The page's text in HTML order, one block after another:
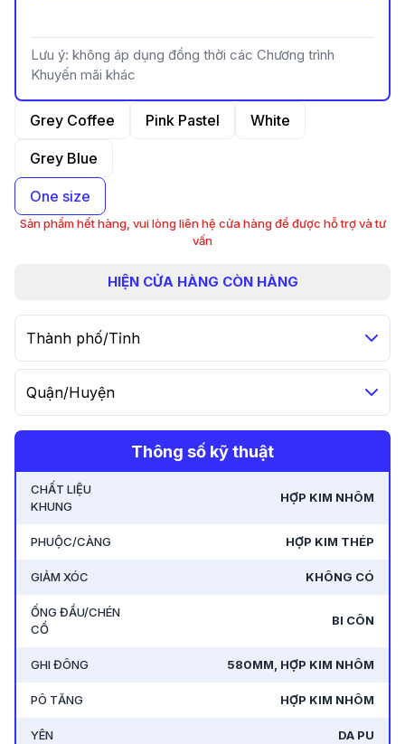
Lưu ý: không áp dụng đồng thời các Chương trình
Khuyến mãi khác
Grey Coffee Pink Pastel White
Grey Blue
One size
Sản phẩm hết hàng, vui lòng liên hệ cửa hàng để được hỗ trợ và tư
vấn
HIỆN CỬA HÀNG CÒN HÀNG
Thành phố/Tỉnh
Quận/Huyện
Thông số kỹ thuật
CHẤT LIỆU
KHUNG
HỢP KIM NHÔM
PHUỘC/CÀNG HỢP KIM THÉP
GIẢM XÓC KHÔNG CÓ
ỐNG ĐẦU/CHÉN
CỔ
BI CÔN
GHI ĐÔNG 580MM, HỢP KIM NHÔM
PÔ TĂNG HỢP KIM NHÔM
YÊN DA PU